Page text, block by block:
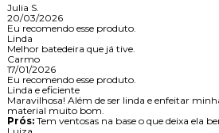
Julia S.
20/03/2026
Eu recomendo esse produto.
Linda
Melhor batedeira que já tive.
Carmo
17/01/2026
Eu recomendo esse produto.
Linda e eficiente
Maravilhosa! Além de ser linda e enfeitar
material muito bom.
Prós: Tem ventosas na base o que deixa ela